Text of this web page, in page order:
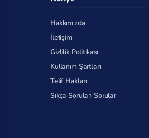
Hakkımızda
İletişim
Gizlilik Politikası
Kullanım Şartları
Telif Hakları
Sıkça Sorulan Sorular